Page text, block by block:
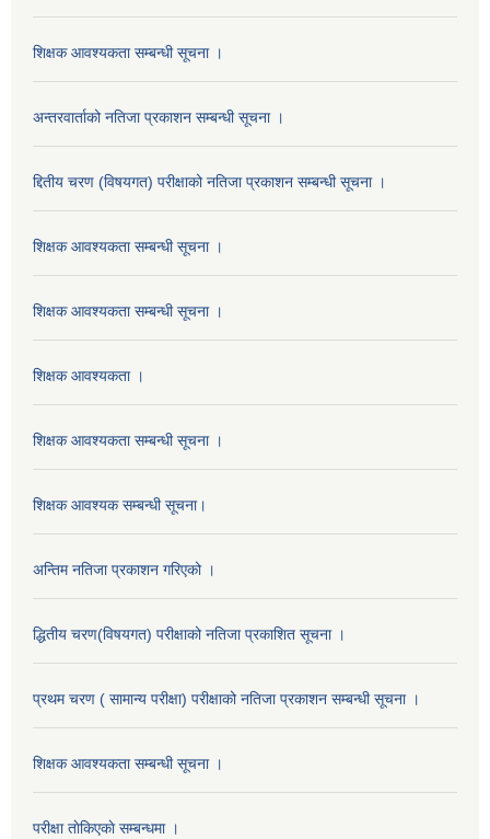
शिक्षक आवश्यकता सम्बन्धी सूचना ।
अन्तरवार्ताको नतिजा प्रकाशन सम्बन्धी सूचना ।
द्दितीय चरण (विषयगत) परीक्षाको नतिजा प्रकाशन सम्बन्धी सूचना ।
शिक्षक आवश्यकता सम्बन्धी सूचना ।
शिक्षक आवश्यकता सम्बन्धी सूचना ।
शिक्षक आवश्यकता ।
शिक्षक आवश्यकता सम्बन्धी सूचना ।
शिक्षक आवश्यक सम्बन्धी सूचना।
अन्तिम नतिजा प्रकाशन गरिएको ।
द्धितीय चरण(विषयगत) परीक्षाको नतिजा प्रकाशित सूचना ।
प्रथम चरण ( सामान्य परीक्षा) परीक्षाको नतिजा प्रकाशन सम्बन्धी सूचना ।
शिक्षक आवश्यकता सम्बन्धी सूचना ।
परीक्षा ताेकिएकाे सम्बन्धमा ।